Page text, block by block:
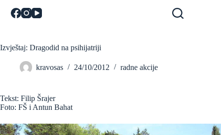
Izvještaj: Dragodid na psihijatriji
kravosas 24/10/2012 radne akcije
Tekst: Filip Šrajer
Foto: FŠ i Antun Bahat